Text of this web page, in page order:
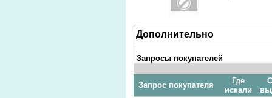
Дополнительно
Запросы покупателей
Запрос покупателя
Где
искали